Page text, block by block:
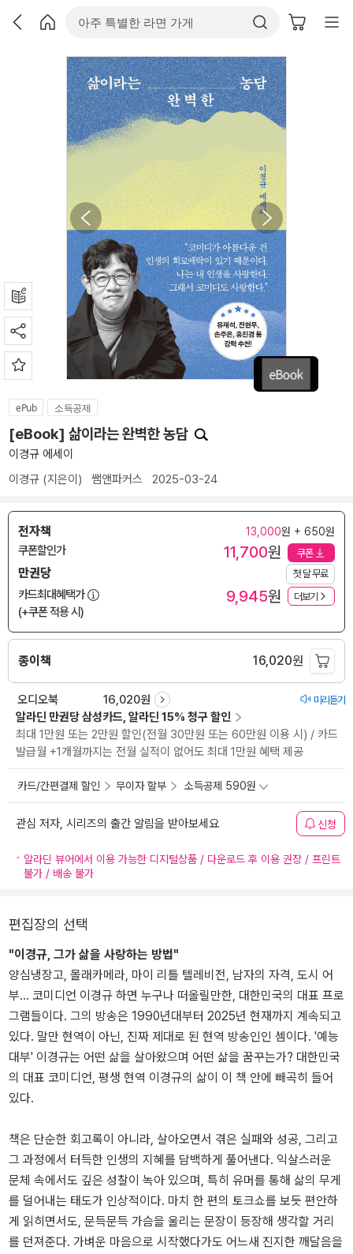
ePub 소득공제
[eBook] 삶이라는 완벽한 농담
이경규 에세이
이경규 (지은이) 쌤앤파커스 2025-03-24
전자책 13,000원 + 650원
쿠폰할인가 11,700원 쿠폰
만권당 첫 달 무료
카드최대혜택가
(+쿠폰 적용 시)
9,945원 더보기
종이책 16,020원
오디오북 16,020원 미리듣기
알라딘 만권당 삼성카드, 알라딘 15% 청구 할인
최대 1만원 또는 2만원 할인(전월 30만원 또는 60만원 이용 시) / 카드
발급월 +1개월까지는 전월 실적이 없어도 최대 1만원 혜택 제공
카드/간편결제 할인 무이자 할부 소득공제 590원
관심 저자, 시리즈의 출간 알림을 받아보세요 신청
알라딘 뷰어에서 이용 가능한 디지털상품 / 다운로드 후 이용 권장 / 프린트
불가 / 배송 불가
편집장의 선택
"이경규, 그가 삶을 사랑하는 방법"
양심냉장고, 몰래카메라, 마이 리틀 텔레비전, 남자의 자격, 도시 어
부... 코미디언 이경규 하면 누구나 떠올릴만한, 대한민국의 대표 프로
그램들이다. 그의 방송은 1990년대부터 2025년 현재까지 계속되고
있다. 말만 현역이 아닌, 진짜 제대로 된 현역 방송인인 셈이다. '예능
대부' 이경규는 어떤 삶을 살아왔으며 어떤 삶을 꿈꾸는가? 대한민국
의 대표 코미디언, 평생 현역 이경규의 삶이 이 책 안에 빼곡히 들어
있다.
책은 단순한 회고록이 아니라, 살아오면서 겪은 실패와 성공, 그리고
그 과정에서 터득한 인생의 지혜를 담백하게 풀어낸다. 익살스러운
문체 속에서도 깊은 성찰이 녹아 있으며, 특히 유머를 통해 삶의 무게
를 덜어내는 태도가 인상적이다. 마치 한 편의 토크쇼를 보듯 편안하
게 읽히면서도, 문득문득 가슴을 울리는 문장이 등장해 생각할 거리
를 던져준다. 가벼운 마음으로 시작했다가도 어느새 진지한 깨달음을